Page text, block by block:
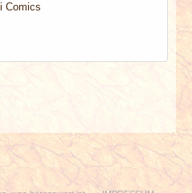
Comics